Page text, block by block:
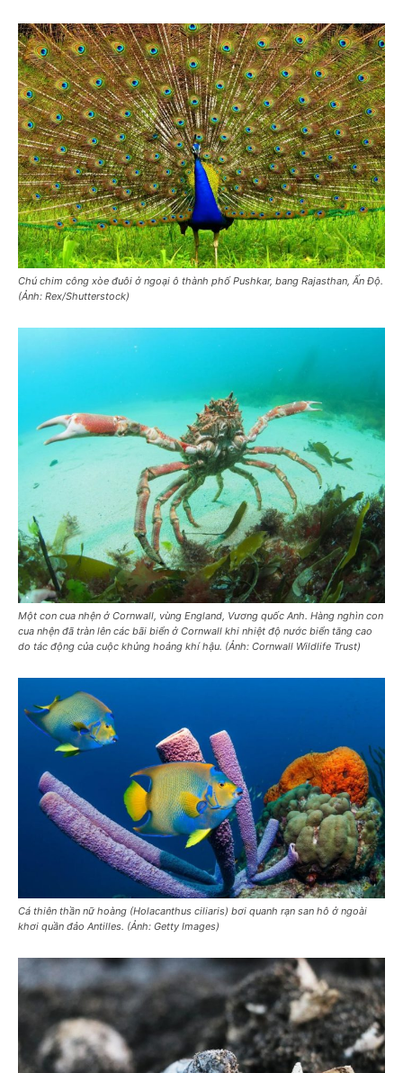
Chú chim công xòe đuôi ở ngoại ô thành phố Pushkar, bang Rajasthan, Ấn Độ.
(Ảnh: Rex/Shutterstock)
Một con cua nhện ở Cornwall, vùng England, Vương quốc Anh. Hàng nghìn con
cua nhện đã tràn lên các bãi biển ở Cornwall khi nhiệt độ nước biển tăng cao
do tác động của cuộc khủng hoảng khí hậu. (Ảnh: Cornwall Wildlife Trust)
Cá thiên thần nữ hoàng (Holacanthus ciliaris) bơi quanh rạn san hô ở ngoài
khơi quần đảo Antilles. (Ảnh: Getty Images)